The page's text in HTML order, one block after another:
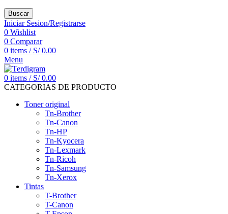
Buscar
Iniciar Sesion/Registrarse
0 Wishlist
0 Comparar
0 items / S/0.00
Menu
0 items / S/0.00
CATEGORIAS DE PRODUCTO
Toner original
Tn-Brother
Tn-Canon
Tn-HP
Tn-Kyocera
Tn-Lexmark
Tn-Ricoh
Tn-Samsung
Tn-Xerox
Tintas
T-Brother
T-Canon